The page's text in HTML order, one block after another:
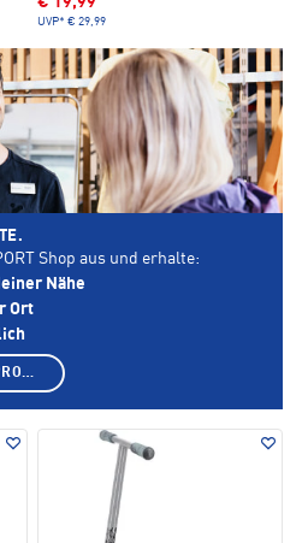
UVP* € 29,99
Shop aus und erhalte:
Nähe
Ort
SHOP AUSWÄHLEN UND PRODUKTE ANZEIGEN